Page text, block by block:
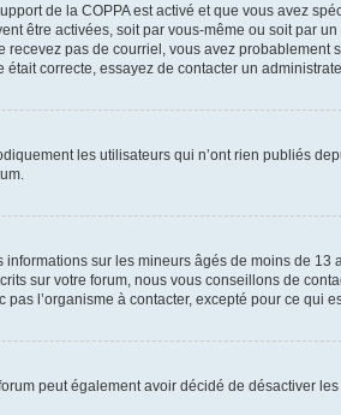
de la COPPA est activé et que vous avez
être activées, soit par vous-même ou soit par
pas de courriel, vous avez probablement
correcte, essayez de contacter un
les utilisateurs qui n’ont rien publiés
sur les mineurs âgés de moins de 13
sur votre forum, nous vous conseillons de
l’organisme à contacter, excepté pour ce qui
peut également avoir décidé de désactiver